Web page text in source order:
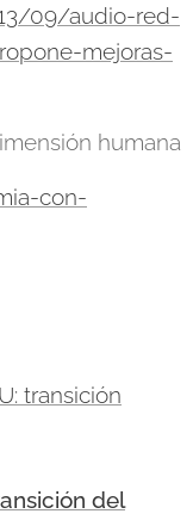
09/audio-red-
mejoras-
humana
con-
transición
del